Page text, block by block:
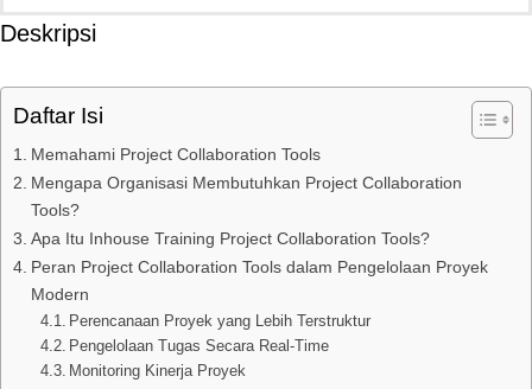
Deskripsi
Daftar Isi
Memahami Project Collaboration Tools
Mengapa Organisasi Membutuhkan Project Collaboration
Tools?
Apa Itu Inhouse Training Project Collaboration Tools?
Peran Project Collaboration Tools dalam Pengelolaan Proyek
Modern
Perencanaan Proyek yang Lebih Terstruktur
Pengelolaan Tugas Secara Real-Time
Monitoring Kinerja Proyek